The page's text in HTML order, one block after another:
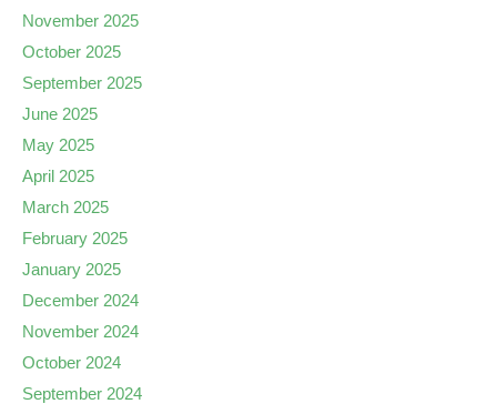
November 2025
October 2025
September 2025
June 2025
May 2025
April 2025
March 2025
February 2025
January 2025
December 2024
November 2024
October 2024
September 2024